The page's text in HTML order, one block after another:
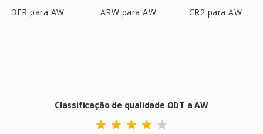
3FR para AW ARW para AW CR2 para AW
Classificação de qualidade ODT a AW